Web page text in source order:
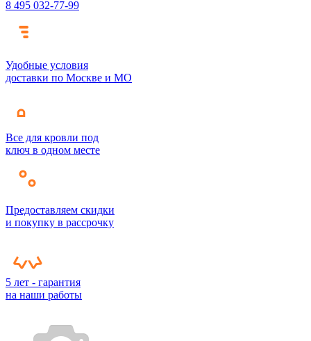
8 495 032-77-99
Удобные условия
доставки по Москве и МО
Все для кровли под
ключ в одном месте
Предоставляем скидки
и покупку в рассрочку
5 лет - гарантия
на наши работы